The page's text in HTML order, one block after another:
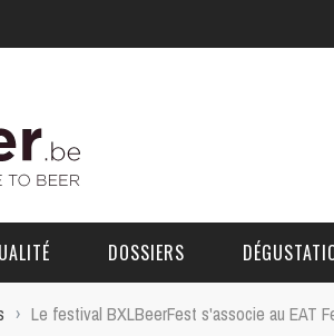
DOSSIERS
› Le festival BXLBeerFest s'associe au EAT